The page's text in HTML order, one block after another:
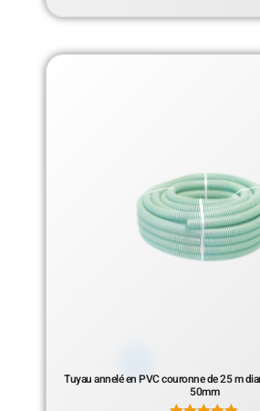
Tuyau annelé en PVC couronne de 25 m
50mm